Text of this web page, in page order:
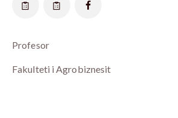
Profesor
Fakulteti i Agrobiznesit